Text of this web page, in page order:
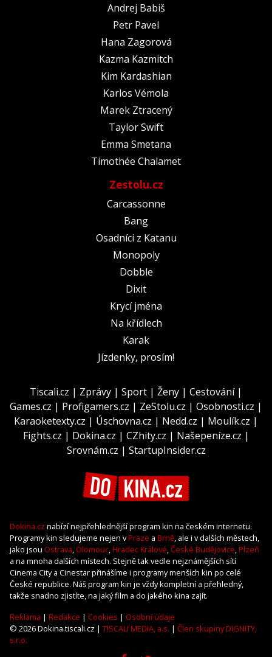
Andrej Babiš
Petr Pavel
Hana Zagorová
Kazma Kazmitch
Kim Kardashian
Karlos Vémola
Marek Ztracený
Taylor Swift
Emma Smetana
Timothée Chalamet
Zestolu.cz
Carcassonne
Bang
Osadníci z Katanu
Monopoly
Dobble
Dixit
Krycí jména
Na křídlech
Karak
Jízdenky, prosím!
Tiscali.cz | Zprávy | Sport | Ženy | Cestování|
Games.cz | Profigamers.cz | ZeStolu.cz | Osobnosti.cz |
Karaoketexty.cz | Úschovna.cz | Nedd.cz | Moulík.cz |
Fights.cz | Dokina.cz | CZhity.cz | Našepeníze.cz |
Srovnám.cz | StartupInsider.cz
Dokina.cz nabízí nejpřehlednější program kin na českém internetu.
Programy kin sledujeme nejen vPraze a Brně, ale i v dalších městech,
jako jsou Ostrava, Olomouc,Hradec Králové,České Budějovice,Plzeň
a na mnoha dalších místech. Stejně tak vedle nejznámějších sítí
Cinema City a Cinestar přinášíme i programy menších kin po celé
České republice. Náš program kin je vždy kompletní a přehledný,
takže snadno zjistíte, na jaký film a do jakého kina zajít.
Reklama | Redakce | Cookies | Osobní údaje
© 2026 Dokina.tiscali.cz | TISCALI MEDIA, a.s. | Člen skupiny DIGNITY,
s.r.o.